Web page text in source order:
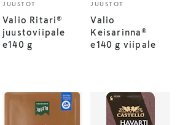
JUUSTOT
Valio Ritari®
juustoviipale
e140 g
JUUSTOT
Valio
Keisarinna®
e140 g viipale